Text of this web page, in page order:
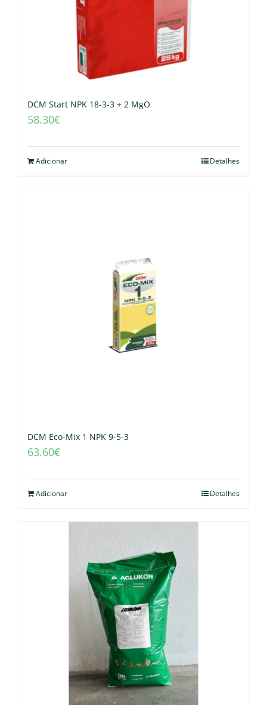
DCM Start NPK 18-3-3 + 2 MgO
58.30€
Adicionar Detalhes
DCM Eco-Mix 1 NPK 9-5-3
63.60€
Adicionar Detalhes